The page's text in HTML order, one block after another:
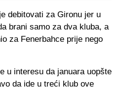
debitovati za Gironu jer u
brani samo za dva kluba, a
za Fenerbahce prije nego
u interesu da januara uopšte
da ide u treći klub ove